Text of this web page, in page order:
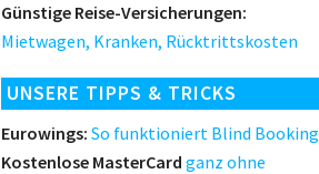
Günstige Reise-Versicherungen:
Mietwagen, Kranken, Rücktrittskosten
UNSERE TIPPS & TRICKS
Eurowings: So funktioniert Blind Booking
Kostenlose MasterCard ganz ohne